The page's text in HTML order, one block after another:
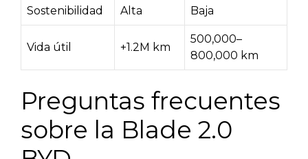
Sostenibilidad Alta Baja
Vida útil +1.2M km
500,000–
800,000 km
Preguntas frecuentes
sobre la Blade 2.0